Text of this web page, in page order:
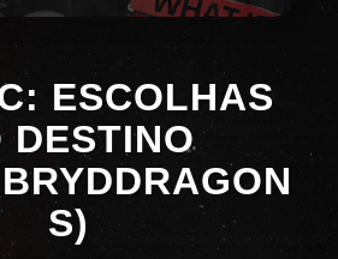
ESCOLHAS
DESTINO
S)